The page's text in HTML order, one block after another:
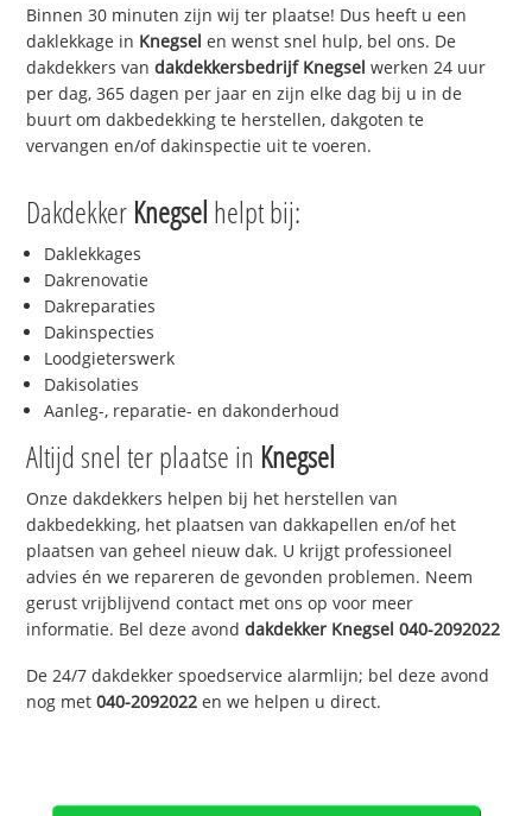
Binnen 30 minuten zijn wij ter plaatse! Dus heeft u een
daklekkage in Knegsel en wenst snel hulp, bel ons. De
dakdekkers vandakdekkersbedrijf Knegsel werken 24 uur
per dag, 365 dagen per jaar en zijn elke dag bij u in de
buurt om dakbedekking te herstellen, dakgoten te
vervangen en/of dakinspectie uit te voeren.
Dakdekker Knegsel helpt bij:
Daklekkages
Dakrenovatie
Dakreparaties
Dakinspecties
Loodgieterswerk
Dakisolaties
Aanleg-, reparatie- en dakonderhoud
Altijd snel ter plaatse in Knegsel
Onze dakdekkers helpen bij het herstellen van
dakbedekking, het plaatsen van dakkapellen en/of het
plaatsen van geheel nieuw dak. U krijgt professioneel
advies én we repareren de gevonden problemen. Neem
gerust vrijblijvend contact met ons op voor meer
informatie. Bel deze avonddakdekker Knegsel 040-2092022
De 24/7 dakdekker spoedservice alarmlijn; bel deze avond
nog met040-2092022 en we helpen u direct.